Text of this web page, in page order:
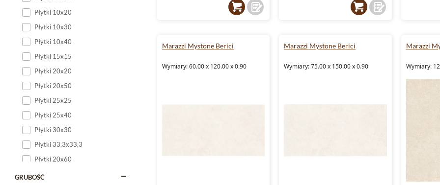
Płytki 10x20
Płytki 10x30
Płytki 10x40
Płytki 15x15
Płytki 20x20
Płytki 20x50
Płytki 25x25
Płytki 25x40
Płytki 30x30
Płytki 33,3x33,3
Płytki 20x60
Płytki 20x120
GRUBOŚĆ
Marazzi Mystone Berici
Wymiary: 60.00 x 120.00 x 0.90
Marazzi Mystone Berici
Wymiary: 75.00 x 150.00 x 0.90
Marazzi
Wymiary: